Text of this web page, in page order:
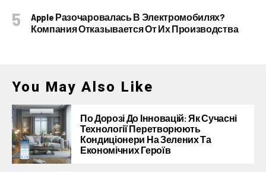
Apple Разочаровалась В Электромобилях?
Компания Отказывается От Их Производства
You May Also Like
По Дорозі До Інновацій: Як Сучасні
Технології Перетворюють
Кондиціонери На Зелених Та
Економічних Героїв